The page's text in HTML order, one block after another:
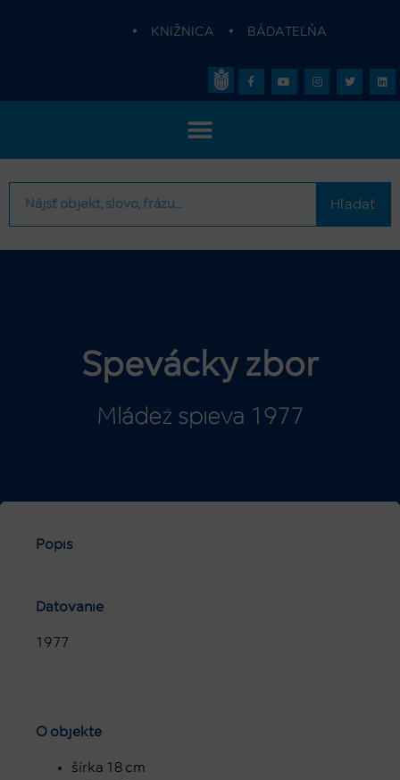
• KNIŽNICA • BÁDATEĽŇA
Hľadať
Spevácky zbor
Mládež spieva 1977
Popis
Datovanie
1977
O objekte
šírka 18 cm